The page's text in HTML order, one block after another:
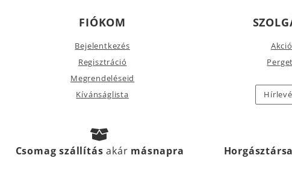
FIÓKOM
Bejelentkezés
Regisztráció
Megrendeléseid
Kívánságlista
Csomag szállításakár másnapra